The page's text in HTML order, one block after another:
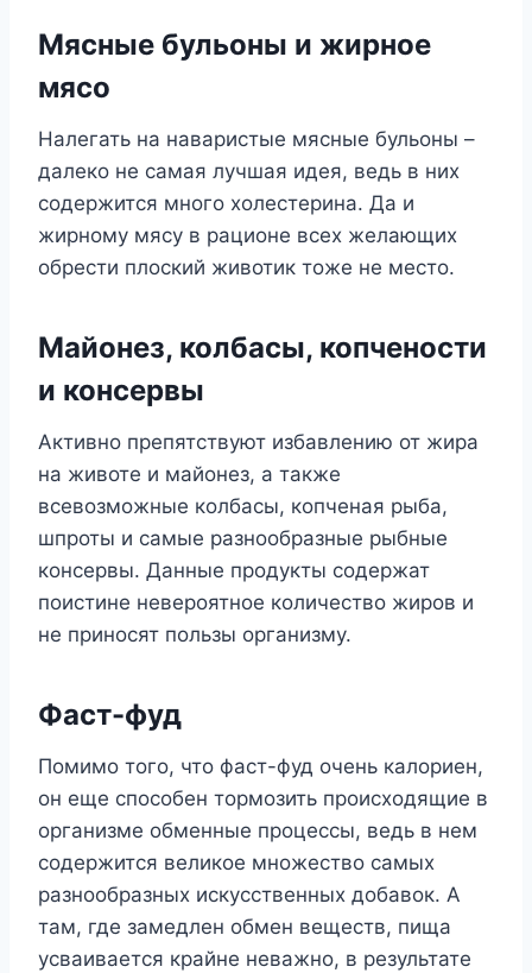
Мясные бульоны и жирное
мясо
Налегать на наваристые мясные бульоны –
далеко не самая лучшая идея, ведь в них
содержится много холестерина. Да и
жирному мясу в рационе всех желающих
обрести плоский животик тоже не место.
Майонез, колбасы, копчености
и консервы
Активно препятствуют избавлению от жира
на животе и майонез, а также
всевозможные колбасы, копченая рыба,
шпроты и самые разнообразные рыбные
консервы. Данные продукты содержат
поистине невероятное количество жиров и
не приносят пользы организму.
Фаст-фуд
Помимо того, что фаст-фуд очень калориен,
он еще способен тормозить происходящие в
организме обменные процессы, ведь в нем
содержится великое множество самых
разнообразных искусственных добавок. А
там, где замедлен обмен веществ, пища
усваивается крайне неважно, в результате